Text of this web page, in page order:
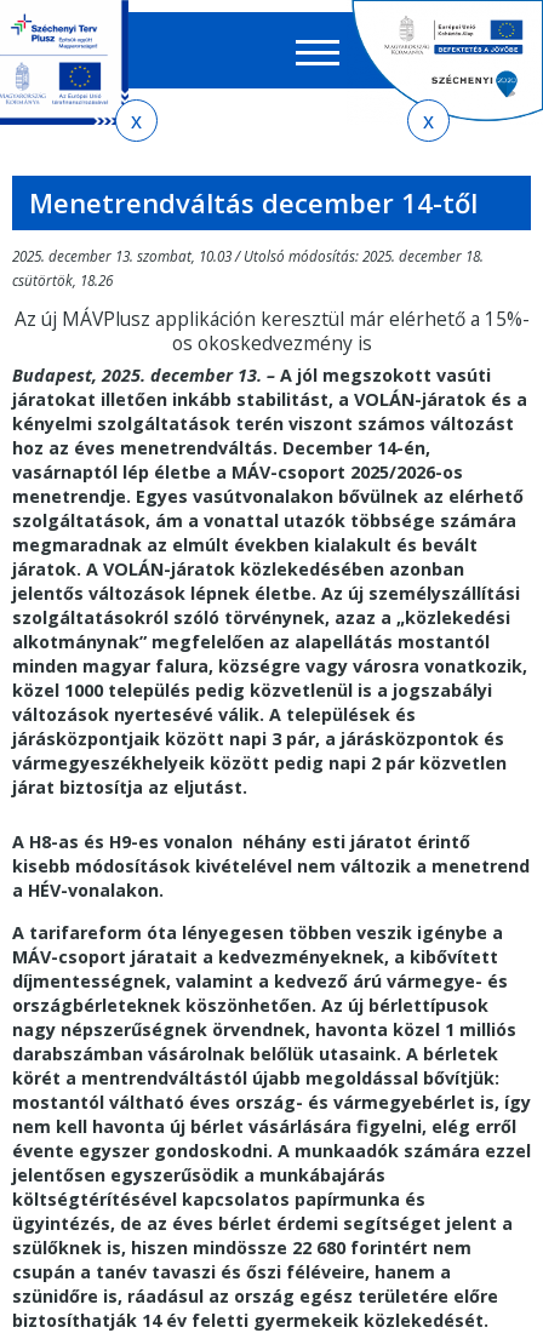
almenühöz
tartalomra
oldaltérképre
EN HU
űrlap
Menetrendváltás december 14-től
2025. december 13. szombat, 10.03 / Utolsó módosítás: 2025. december 18.
csütörtök, 18.26
Az új MÁVPlusz applikáción keresztül már elérhető a 15%-
os okoskedvezmény is
Budapest, 2025. december 13. – A jól megszokott vasúti
járatokat illetően inkább stabilitást, a VOLÁN-járatok és a
kényelmi szolgáltatások terén viszont számos változást
hoz az éves menetrendváltás. December 14-én,
vasárnaptól lép életbe a MÁV-csoport 2025/2026-os
menetrendje. Egyes vasútvonalakon bővülnek az elérhető
szolgáltatások, ám a vonattal utazók többsége számára
megmaradnak az elmúlt években kialakult és bevált
járatok. A VOLÁN-járatok közlekedésében azonban
jelentős változások lépnek életbe. Az új személyszállítási
szolgáltatásokról szóló törvénynek, azaz a „közlekedési
alkotmánynak” megfelelően az alapellátás mostantól
minden magyar falura, községre vagy városra vonatkozik,
közel 1000 település pedig közvetlenül is a jogszabályi
változások nyertesévé válik. A települések és
járásközpontjaik között napi 3 pár, a járásközpontok és
vármegyeszékhelyeik között pedig napi 2 pár közvetlen
járat biztosítja az eljutást.
A H8-as és H9-es vonalon néhány esti járatot érintő
kisebb módosítások kivételével nem változik a menetrend
a HÉV-vonalakon.
A tarifareform óta lényegesen többen veszik igénybe a
MÁV-csoport járatait a kedvezményeknek, a kibővített
díjmentességnek, valamint a kedvező árú vármegye- és
országbérleteknek köszönhetően. Az új bérlettípusok
nagy népszerűségnek örvendnek, havonta közel 1 milliós
darabszámban vásárolnak belőlük utasaink. A bérletek
körét a mentrendváltástól újabb megoldással bővítjük:
mostantól váltható éves ország- és vármegyebérlet is, így
nem kell havonta új bérlet vásárlására figyelni, elég erről
évente egyszer gondoskodni. A munkaadók számára ezzel
jelentősen egyszerűsödik a munkábajárás
költségtérítésével kapcsolatos papírmunka és
ügyintézés, de az éves bérlet érdemi segítséget jelent a
szülőknek is, hiszen mindössze 22 680 forintért nem
csupán a tanév tavaszi és őszi féléveire, hanem a
szünidőre is, ráadásul az ország egész területére előre
biztosíthatják 14 év feletti gyermekeik közlekedését.